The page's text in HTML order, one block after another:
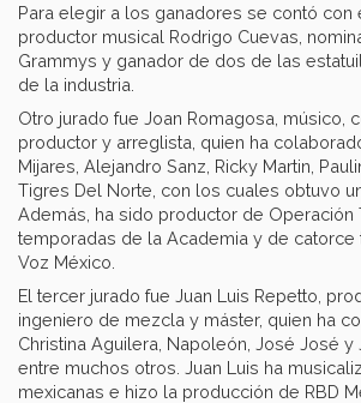
Para elegir a los ganadores se contó con
productor musical Rodrigo Cuevas,
Grammys y ganador de dos de las
de la industria.
Otro jurado fue Joan Romagosa, músico,
productor y arreglista, quien ha
Mijares, Alejandro Sanz, Ricky Martin,
Tigres Del Norte, con los cuales obtuvo
Además, ha sido productor de Operación
temporadas de la Academia y de catorce
Voz México.
El tercer jurado fue Juan Luis Repetto,
ingeniero de mezcla y máster, quien ha
Christina Aguilera, Napoleón, José José y
entre muchos otros. Juan Luis ha
mexicanas e hizo la producción de RBD